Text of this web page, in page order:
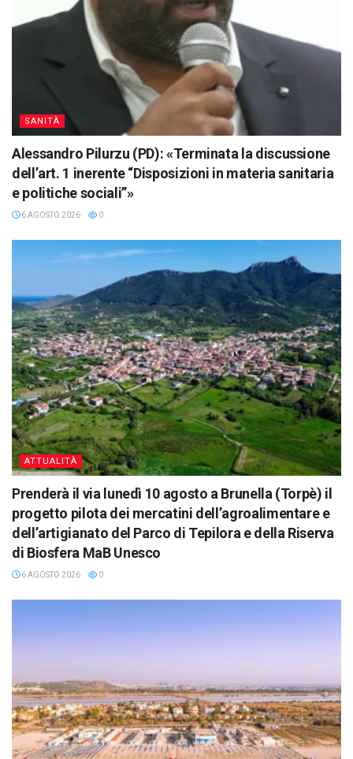
SANITÀ
Alessandro Pilurzu (PD): «Terminata la discussione
dell’art. 1 inerente “Disposizioni in materia sanitaria
e politiche sociali”»
6 AGOSTO 2026 0
ATTUALITÀ
Prenderà il via lunedì 10 agosto a Brunella (Torpè) il
progetto pilota dei mercatini dell’agroalimentare e
dell’artigianato del Parco di Tepilora e della Riserva
di Biosfera MaB Unesco
6 AGOSTO 2026 0